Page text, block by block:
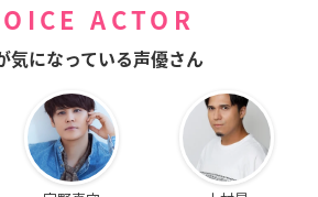
ACTOR
気になっている声優さん